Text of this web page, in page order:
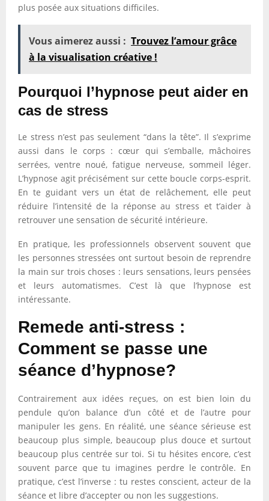
plus posée aux situations difficiles.
Vous aimerez aussi : Trouvez l’amour grâce
à la visualisation créative !
Pourquoi l’hypnose peut aider en
cas de stress
Le stress n’est pas seulement “dans la tête”. Il s’exprime
aussi dans le corps : cœur qui s’emballe, mâchoires
serrées, ventre noué, fatigue nerveuse, sommeil léger.
L’hypnose agit précisément sur cette boucle corps-esprit.
En te guidant vers un état de relâchement, elle peut
réduire l’intensité de la réponse au stress et t’aider à
retrouver une sensation de sécurité intérieure.
En pratique, les professionnels observent souvent que
les personnes stressées ont surtout besoin de reprendre
la main sur trois choses : leurs sensations, leurs pensées
et leurs automatismes. C’est là que l’hypnose est
intéressante.
Remede anti-stress :
Comment se passe une
séance d’hypnose?
Contrairement aux idées reçues, on est bien loin du
pendule qu’on balance d’un côté et de l’autre pour
manipuler les gens. En réalité, une séance sérieuse est
beaucoup plus simple, beaucoup plus douce et surtout
beaucoup plus centrée sur toi. Si tu hésites encore, c’est
souvent parce que tu imagines perdre le contrôle. En
pratique, c’est l’inverse : tu restes conscient, acteur de la
séance et libre d’accepter ou non les suggestions.